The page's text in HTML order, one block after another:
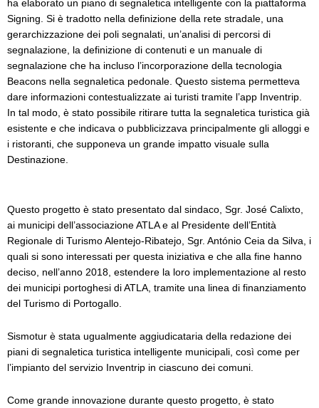
ha elaborato un piano di segnaletica intelligente con la piattaforma
Signing. Si è tradotto nella definizione della rete stradale, una
gerarchizzazione dei poli segnalati, un’analisi di percorsi di
segnalazione, la definizione di contenuti e un manuale di
segnalazione che ha incluso l’incorporazione della tecnologia
Beacons nella segnaletica pedonale. Questo sistema permetteva
dare informazioni contestualizzate ai turisti tramite l’app Inventrip.
In tal modo, è stato possibile ritirare tutta la segnaletica turistica già
esistente e che indicava o pubblicizzava principalmente gli alloggi e
i ristoranti, che supponeva un grande impatto visuale sulla
Destinazione.
Questo progetto è stato presentato dal sindaco, Sgr. José Calixto,
ai municipi dell’associazione ATLA e al Presidente dell’Entità
Regionale di Turismo Alentejo-Ribatejo, Sgr. António Ceia da Silva, i
quali si sono interessati per questa iniziativa e che alla fine hanno
deciso, nell’anno 2018, estendere la loro implementazione al resto
dei municipi portoghesi di ATLA, tramite una linea di finanziamento
del Turismo di Portogallo.
Sismotur è stata ugualmente aggiudicataria della redazione dei
piani di segnaletica turistica intelligente municipali, così come per
l’impianto del servizio Inventrip in ciascuno dei comuni.
Come grande innovazione durante questo progetto, è stato